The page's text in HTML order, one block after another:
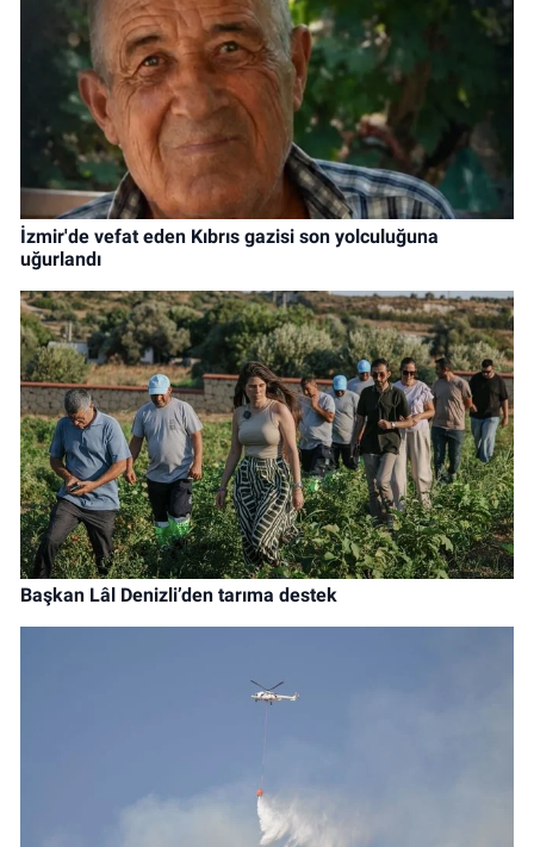
İzmir'de vefat eden Kıbrıs gazisi son yolculuğuna
uğurlandı
Başkan Lâl Denizli’den tarıma destek